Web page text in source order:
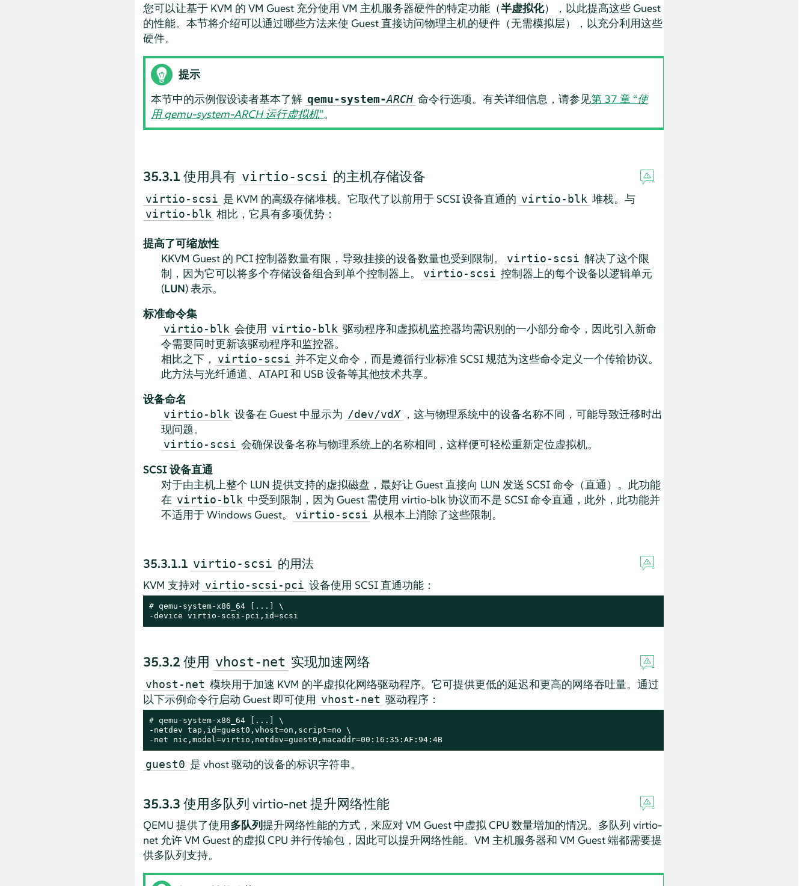
您可以让基于 KVM 的 VM Guest 充分使用 VM 主机服务器硬件的特定功能（半虚拟化），以此提高这些 Guest
的性能。本节将介绍可以通过哪些方法来使 Guest 直接访问物理主机的硬件（无需模拟层），以充分利用这些
硬件。
提示
本节中的示例假设读者基本了解 qemu-system-ARCH 命令行选项。有关详细信息，请参见第 37 章 “使
用 qemu-system-ARCH 运行虚拟机”。
35.3.1 使用具有 virtio-scsi 的主机存储设备
virtio-scsi 是 KVM 的高级存储堆栈。它取代了以前用于 SCSI 设备直通的 virtio-blk 堆栈。与
virtio-blk 相比，它具有多项优势：
提高了可缩放性
KKVM Guest 的 PCI 控制器数量有限，导致挂接的设备数量也受到限制。
virtio-scsi 解决了这个限
制，因为它可以将多个存储设备组合到单个控制器上。
virtio-scsi 控制器上的每个设备以逻辑单元
(LUN) 表示。
标准命令集
virtio-blk 会使用 virtio-blk 驱动程序和虚拟机监控器均需识别的一小部分命令，因此引入新命
令需要同时更新该驱动程序和监控器。
相比之下， virtio-scsi 并不定义命令，而是遵循行业标准 SCSI 规范为这些命令定义一个传输协议。
此方法与光纤通道、ATAPI 和 USB 设备等其他技术共享。
设备命名
virtio-blk 设备在 Guest 中显示为 /dev/vdX ，这与物理系统中的设备名称不同，可能导致迁移时出
现问题。
virtio-scsi 会确保设备名称与物理系统上的名称相同，这样便可轻松重新定位虚拟机。
SCSI 设备直通
对于由主机上整个 LUN 提供支持的虚拟磁盘，最好让 Guest 直接向 LUN 发送 SCSI 命令（直通）。此功能
在 virtio-blk 中受到限制，因为 Guest 需使用 virtio-blk 协议而不是 SCSI 命令直通，此外，此功能并
不适用于 Windows Guest。
virtio-scsi 从根本上消除了这些限制。
35.3.1.1 virtio-scsi 的用法
KVM 支持对 virtio-scsi-pci 设备使用 SCSI 直通功能：
# qemu-system-x86_64 [...] \
-device virtio-scsi-pci,id=scsi
35.3.2 使用 vhost-net 实现加速网络
vhost-net 模块用于加速 KVM 的半虚拟化网络驱动程序。它可提供更低的延迟和更高的网络吞吐量。通过
以下示例命令行启动 Guest 即可使用 vhost-net 驱动程序：
# qemu-system-x86_64 [...] \
-netdev tap,id=guest0,vhost=on,script=no \
-net nic,model=virtio,netdev=guest0,macaddr=00:16:35:AF:94:4B
guest0 是 vhost 驱动的设备的标识字符串。
35.3.3 使用多队列 virtio-net 提升网络性能
QEMU 提供了使用多队列提升网络性能的方式，来应对 VM Guest 中虚拟 CPU 数量增加的情况。多队列 virtio-
net 允许 VM Guest 的虚拟 CPU 并行传输包，因此可以提升网络性能。VM 主机服务器和 VM Guest 端都需要提
供多队列支持。